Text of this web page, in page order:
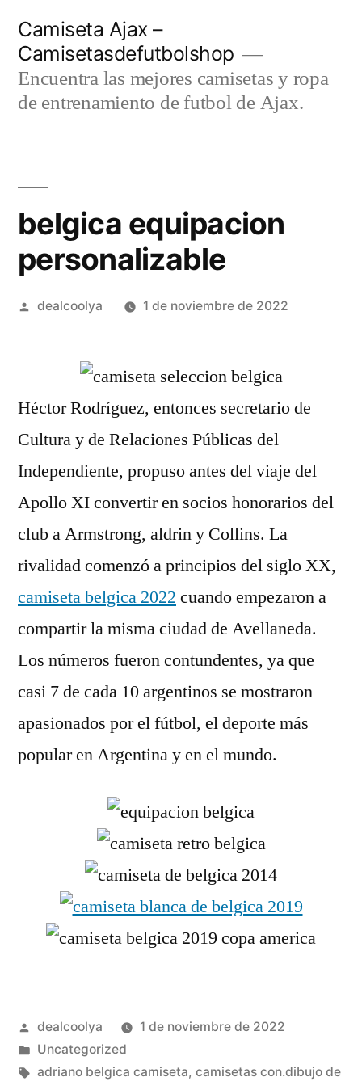
contenido
Camiseta Ajax –
Camisetasdefutbolshop
Encuentra las mejores camisetas y ropa
de entrenamiento de futbol de Ajax.
belgica equipacion
personalizable
Publicado
dealcoolya 1 de noviembre de 2022
Héctor Rodríguez, entonces secretario de
Cultura y de Relaciones Públicas del
Independiente, propuso antes del viaje del
Apollo XI convertir en socios honorarios del
club a Armstrong, aldrin y Collins. La
rivalidad comenzó a principios del siglo XX,
camiseta belgica 2022 cuando empezaron a
compartir la misma ciudad de Avellaneda.
Los números fueron contundentes, ya que
casi 7 de cada 10 argentinos se mostraron
apasionados por el fútbol, el deporte más
popular en Argentina y en el mundo.
Publicado
por
dealcoolya
1 de noviembre de 2022
Publicado
en
Uncategorized
Etiquetas:
adriano belgica camiseta, camisetas con.dibujo de